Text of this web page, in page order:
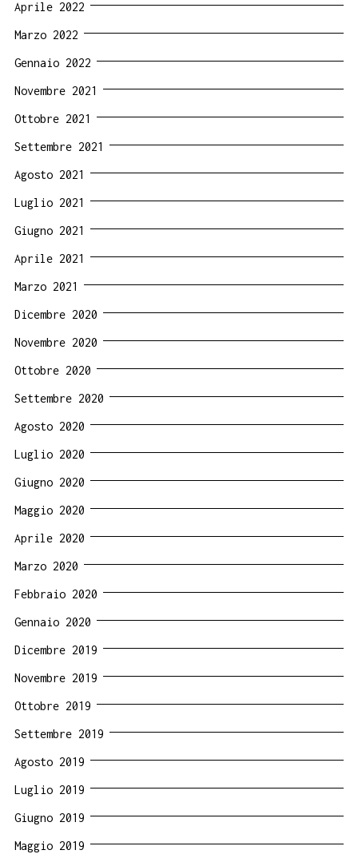
Aprile 2022
Marzo 2022
Gennaio 2022
Novembre 2021
Ottobre 2021
Settembre 2021
Agosto 2021
Luglio 2021
Giugno 2021
Aprile 2021
Marzo 2021
Dicembre 2020
Novembre 2020
Ottobre 2020
Settembre 2020
Agosto 2020
Luglio 2020
Giugno 2020
Maggio 2020
Aprile 2020
Marzo 2020
Febbraio 2020
Gennaio 2020
Dicembre 2019
Novembre 2019
Ottobre 2019
Settembre 2019
Agosto 2019
Luglio 2019
Giugno 2019
Maggio 2019